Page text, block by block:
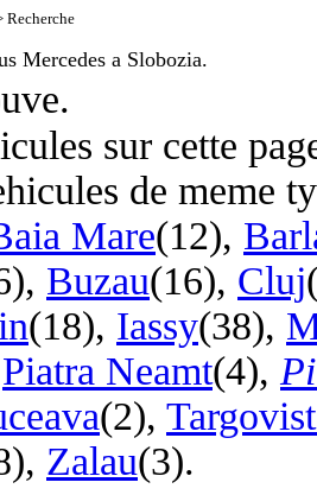
Recherche
Mercedes a Slobozia.
sur cette
de meme
Mare(12),
Buzau(16), Cluj
(18), Iassy(38),
Piatra Neamt(4),
(2),
Zalau(3).